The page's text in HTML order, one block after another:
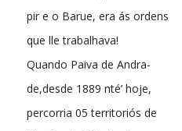
pir e o Barue, era ás ordens
que lle trabalhava!
Quando Paiva de Andra-
de,desde 1889 nté’ hoje,
percorria 05 territoriós de